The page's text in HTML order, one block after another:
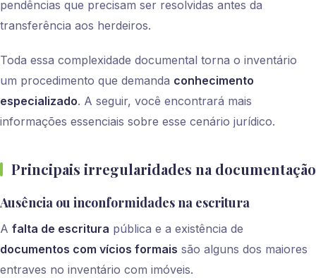
pendências que precisam ser resolvidas antes da
transferência aos herdeiros.
Toda essa complexidade documental torna o inventário
um procedimento que demanda conhecimento
especializado. A seguir, você encontrará mais
informações essenciais sobre esse cenário jurídico.
Principais irregularidades na documentação
Ausência ou inconformidades na escritura
A falta de escritura pública e a existência de
documentos com vícios formais são alguns dos maiores
entraves no inventário com imóveis.